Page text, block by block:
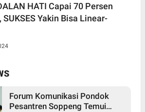
HATI Capai 70 Persen
SUKSES Yakin Bisa Linear-
Forum Komunikasi Pondok
Pesantren Soppeng Temui